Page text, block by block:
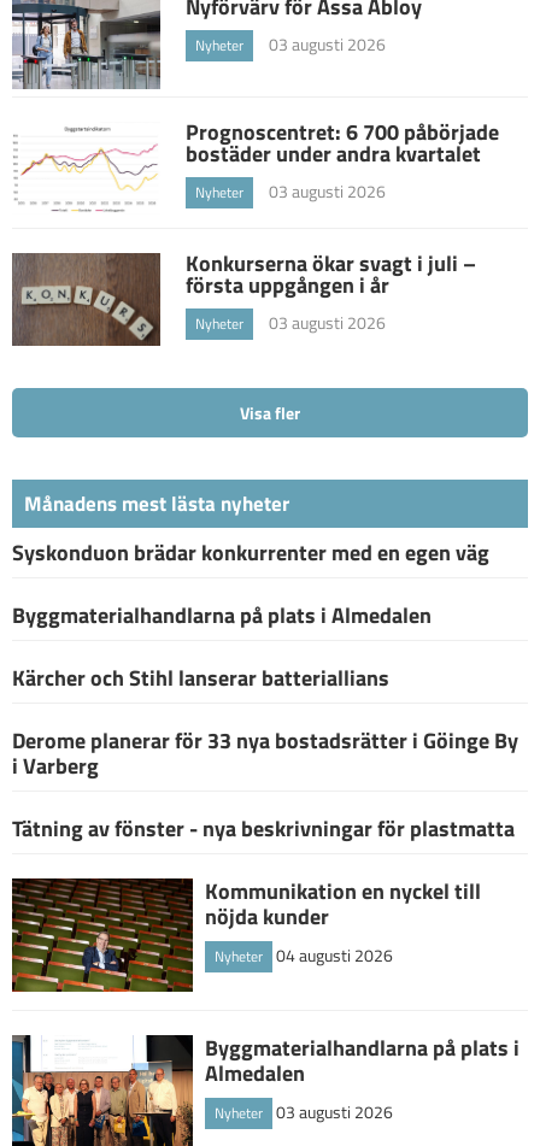
Nyförvärv för Assa Abloy
Nyheter 03 augusti 2026
Prognoscentret: 6 700 påbörjade
bostäder under andra kvartalet
Nyheter 03 augusti 2026
Konkurserna ökar svagt i juli –
första uppgången i år
Nyheter 03 augusti 2026
Visa fler
Månadens mest lästa nyheter
Syskonduon brädar konkurrenter med en egen väg
Byggmaterialhandlarna på plats i Almedalen
Kärcher och Stihl lanserar batteriallians
Derome planerar för 33 nya bostadsrätter i Göinge By
i Varberg
Tätning av fönster - nya beskrivningar för plastmatta
Kommunikation en nyckel till
nöjda kunder
Nyheter 04 augusti 2026
Byggmaterialhandlarna på plats i
Almedalen
Nyheter 03 augusti 2026